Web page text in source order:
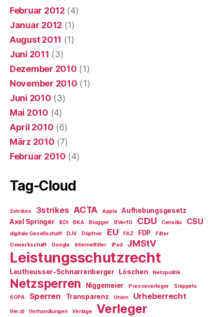
Februar 2012 (4)
Januar 2012 (1)
August 2011 (1)
Juni 2011 (3)
Dezember 2010 (1)
November 2010 (1)
Juni 2010 (3)
Mai 2010 (4)
April 2010 (6)
März 2010 (7)
Februar 2010 (4)
Tag-Cloud
2strikes 3strikes ACTA Apple
Aufhebungsgesetz
Axel Springer
BDI BKA Blogger BVerfG CDU Censilia CSU
digitale Gesellschaft DJV Döpfner EU FAZ FDP
Filter
Gewerkschaft
Google Internetfilter iPad JMStV
Leistungsschutzrecht
Leutheusser-Schnarrenberger Löschen Netzpolitik
Netzsperren Niggemeier Presseverleger
Snippets
SOPA
Sperren Transparenz Union Urheberrecht
Ver.di Verhandlungen Verlage Verleger